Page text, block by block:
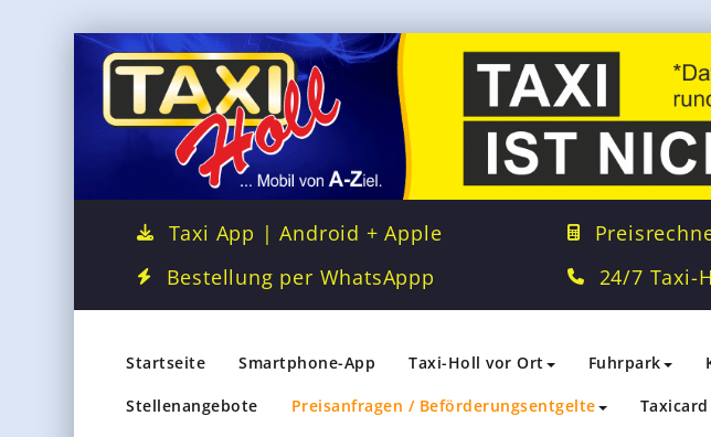
Taxi App | Android + Apple
Bestellung per WhatsAppp
24/7 Taxi-
Startseite Smartphone-App Taxi-Holl vor Ort Fuhrpark
Stellenangebote Preisanfragen / Beförderungsentgelte